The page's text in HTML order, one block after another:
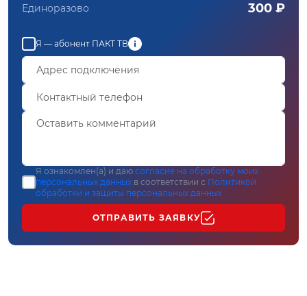
Единоразово 300 ₽
Я — абонент ПАКТ ТВ
Я ознакомлен(а) и даю согласие на обработку моих
персональных данных в соответствии с Политикой
обработки и защиты персональных данных
ОТПРАВИТЬ ЗАЯВКУ